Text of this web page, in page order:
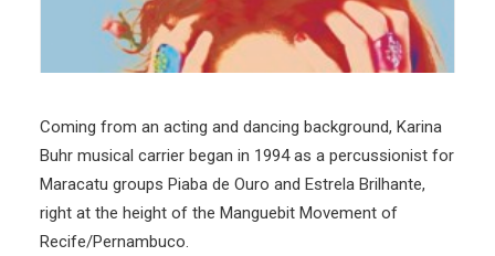
Coming from an acting and dancing background, Karina
Buhr musical carrier began in 1994 as a percussionist for
Maracatu groups Piaba de Ouro and Estrela Brilhante,
right at the height of the Manguebit Movement of
Recife/Pernambuco.